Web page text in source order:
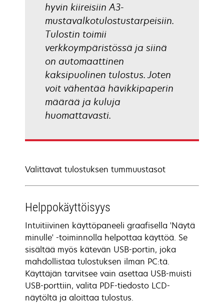
hyvin kiireisiin A3-
mustavalkotulostustarpeisiin.
Tulostin toimii
verkkoympäristössä ja siinä
on automaattinen
kaksipuolinen tulostus. Joten
voit vähentää hävikkipaperin
määrää ja kuluja
huomattavasti.
Valittavat tulostuksen tummuustasot
Helppokäyttöisyys
Intuitiivinen käyttöpaneeli graafisella 'Näytä
minulle' -toiminnolla helpottaa käyttöä. Se
sisältää myös kätevän USB-portin, joka
mahdollistaa tulostuksen ilman PC:tä.
Käyttäjän tarvitsee vain asettaa USB-muisti
USB-porttiin, valita PDF-tiedosto LCD-
näytöltä ja aloittaa tulostus.